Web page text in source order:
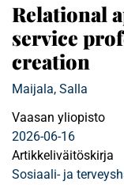
Relational
service
creation
Maijala, Salla
Vaasan yliopisto
2026-06-16
Artikkeliväitöskirja
Sosiaali- ja